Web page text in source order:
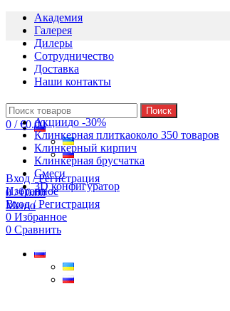
Академия
Галерея
Дилеры
Сотрудничество
Доставка
Наши контакты
Вход / Регистрация
Избранное
Вход / Регистрация
0 Избранное
0 Сравнить
Поиск
0 / €0.00
0/ €0.00
Меню
Акциидо -30%
Клинкерная плиткаоколо 350 товаров
Клинкерный кирпич
Клинкерная брусчатка
Смеси
3D конфигуратор